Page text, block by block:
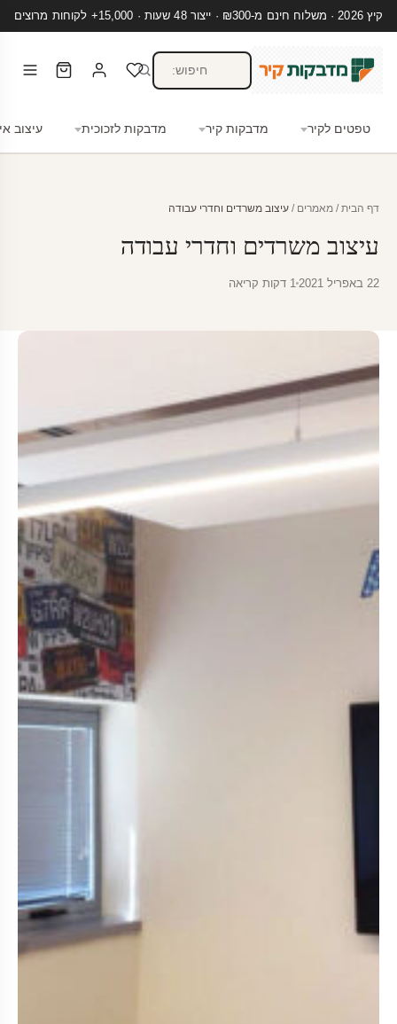
קיץ 2026 · משלוח חינם מ-₪300 · ייצור 48 שעות · 15,000+ לקוחות מרוצים
טפטים לקיר מדבקות קיר מדבקות לזכוכית עיצוב
דף הבית / מאמרים / עיצוב משרדים וחדרי עבודה
עיצוב משרדים וחדרי עבודה
22 באפריל 2021 1 דקות קריאה